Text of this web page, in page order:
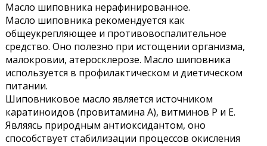
Масло шиповника нерафинированное.
Масло шиповника рекомендуется как
общеукрепляющее и противовоспалительное
средство. Оно полезно при истощении организма,
малокровии, атеросклерозе. Масло шиповника
используется в профилактическом и диетическом
питании.
Шиповниковое масло является источником
каратиноидов (провитамина А), витминов Р и Е.
Являясь природным антиоксидантом, оно
способствует стабилизации процессов окисления